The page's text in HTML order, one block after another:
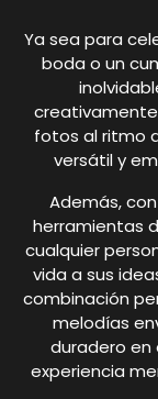
Ya sea para
boda o un
fotos al ritmo
versátil y
Además,
herramientas
cualquier
vida a sus
combinación
melodías
duradero en
experiencia